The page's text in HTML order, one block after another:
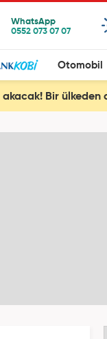
Otomobil
akacak! Bir